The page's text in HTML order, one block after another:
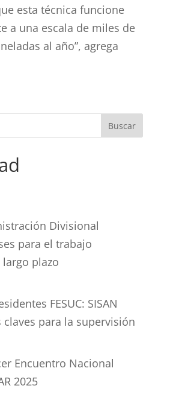
esta técnica funcione
a una escala de miles de
al año”, agrega
Divisional
para el trabajo
plazo
FESUC: SISAN
claves para la supervisión
Encuentro Nacional
2025